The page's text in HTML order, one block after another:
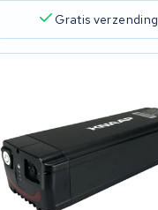
Gratis verzending